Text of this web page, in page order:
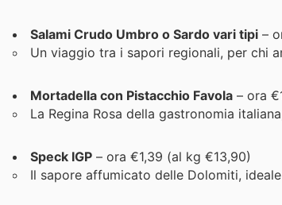
Salami Crudo Umbro o Sardo vari tipi –
Un viaggio tra i sapori regionali, per chi
Mortadella con Pistacchio Favola – ora
La Regina Rosa della gastronomia
Speck IGP – ora €1,39 (al kg €13,90)
Il sapore affumicato delle Dolomiti,